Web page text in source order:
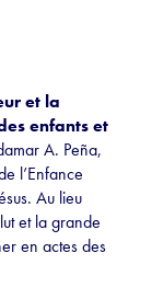
et la
enfants et
A. Peña,
l’Enfance
Au lieu
et la grande
en actes des